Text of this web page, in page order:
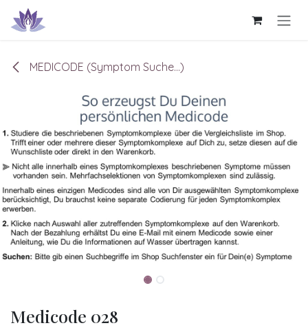
Zum Inhalt springen
MEDICODE (Symptom Suche...)
Medicode 028